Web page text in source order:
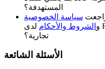
المستهدفة؟
سياسة الخصوصية
و الشروط والأحكام لدى FreeImGen قبل رفع مواد حساسة أو
تجارية؟
الأسئلة الشائعة